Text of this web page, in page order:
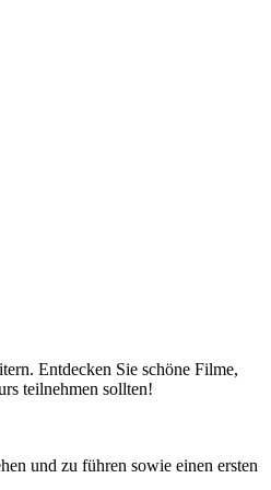
Entdecken Sie schöne Filme,
teilnehmen sollten!
und zu führen sowie einen ersten